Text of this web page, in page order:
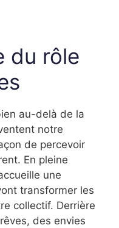
du rôle
au-delà de la
notre
de percevoir
En pleine
une
transformer les
collectif. Derrière
des envies